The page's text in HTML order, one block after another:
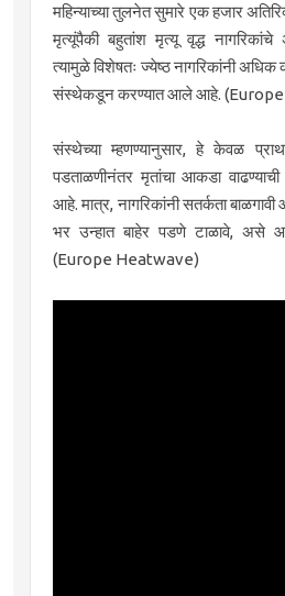
महिन्याच्या तुलनेत सुमारे एक हजार
मृत्यूंपैकी बहुतांश मृत्यू वृद्ध
त्यामुळे विशेषतः ज्येष्ठ नागरिकांनी
संस्थेकडून करण्यात आले आहे.
संस्थेच्या म्हणण्यानुसार, हे केवळ
पडताळणीनंतर मृतांचा आकडा वाढण्याची
आहे. मात्र, नागरिकांनी सतर्कता
भर उन्हात बाहेर पडणे टाळावे, असे
(Europe Heatwave)